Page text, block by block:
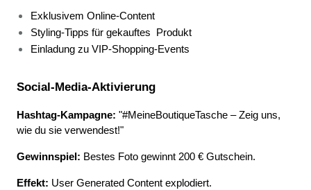
Exklusivem Online-Content
Styling-Tipps für gekauftes
Produkt
Einladung zu VIP-Shopping-Events
Social-Media-Aktivierung
Hashtag-Kampagne: "#MeineBoutiqueTasche – Zeig uns,
wie du sie verwendest!"
Gewinnspiel: Bestes Foto gewinnt 200 € Gutschein.
Effekt: User Generated Content explodiert.